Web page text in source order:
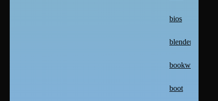
bios
blender
bookworm
boot